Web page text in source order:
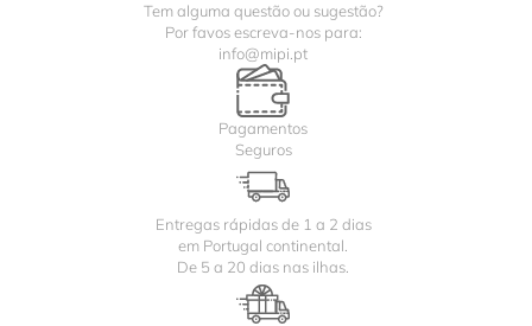
Tem alguma questão ou sugestão?
Por favos escreva-nos para:
info@mipi.pt
Pagamentos
Seguros
Entregas rápidas de 1 a 2 dias
em Portugal continental.
De 5 a 20 dias nas ilhas.